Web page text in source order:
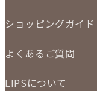
LINE査定
買取実績
ショッピングガイド
商品について
お支払いについて
よくあるご質問
商品について
LIPSについて